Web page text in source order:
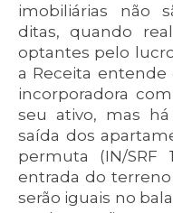
imobiliárias não
ditas, quando
optantes pelo
a Receita
incorporadora
seu ativo, mas
saída dos
permuta (IN/SRF
entrada do
serão iguais no